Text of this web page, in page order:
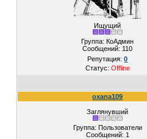
Ищущий
Группа: КоАдмин
Сообщений: 110
Репутация:0
Статус: Offline
oxana109
Заглянувший
Группа: Пользователи
Сообщений: 1